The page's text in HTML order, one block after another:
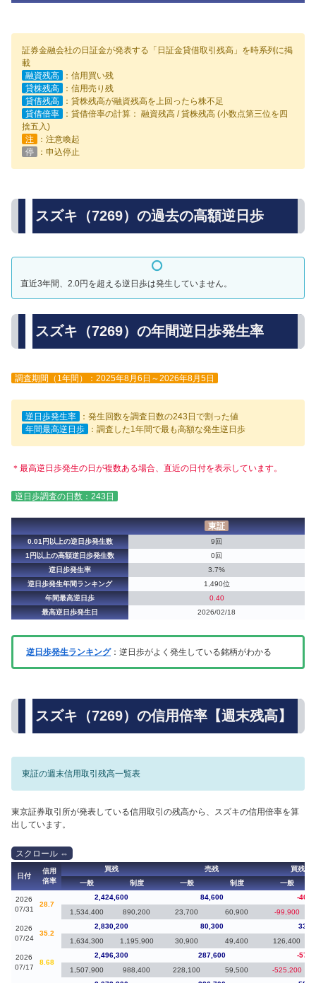
証券金融会社の日証金が発表する「日証金貸借取引残高」を時系列に掲
載
融資残高
：信用買い残
貸株残高
：信用売り残
貸借残高
：貸株残高が融資残高を上回ったら株不足
貸借倍率
：貸借倍率の計算： 融資残高 / 貸株残高 (小数点第三位を四
捨五入)
注
：注意喚起
停
：申込停止
スズキ（7269）の過去の高額逆日歩
直近3年間、2.0円を超える逆日歩は発生していません。
スズキ（7269）の年間逆日歩発生率
調査期間（1年間）：2025年8月6日～2026年8月5日
逆日歩発生率
：発生回数を調査日数の243日で割った値
年間最高逆日歩
：調査した1年間で最も高額な発生逆日歩
＊最高逆日歩発生の日が複数ある場合、直近の日付を表示しています。
逆日歩調査の日数：243日
東証
0.01円以上の逆日歩発生数
9回
1円以上の高額逆日歩発生数
0回
逆日歩発生率
3.7%
逆日歩発生年間ランキング
1,490位
年間最高逆日歩
0.40
最高逆日歩発生日
2026/02/18
逆日歩発生ランキング：逆日歩がよく発生している銘柄がわかる
スズキ（7269）の信用倍率【週末残高】
東証の週末信用取引残高一覧表
東京証券取引所が発表している信用取引の残高から、スズキの信用倍率を算
出しています。
日付
信用
倍率
買残 売残
買残（
一般
制度 一般 制度 一般
2026
07/31
28.7
2,424,600 84,600
-
1,534,400
890,200 23,700 60,900 -99,900
2026
07/24
35.2
2,830,200 80,300
1,634,300
1,195,900 30,900 49,400 126,400
2026
07/17
8.68
2,496,300 287,600
-
1,507,900
988,400 228,100 59,500 -525,200